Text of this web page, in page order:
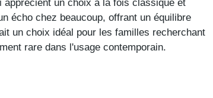
un choix à la fois classique et
écho chez beaucoup, offrant un équilibre
un choix idéal pour les familles recherchant
rare dans l'usage contemporain.